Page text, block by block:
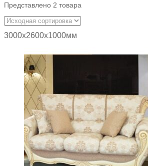
Представлено 2 товара
3000х2600х1000мм